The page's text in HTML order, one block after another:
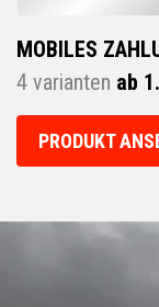
MOBILES
4 varianten ab
PRODUKT